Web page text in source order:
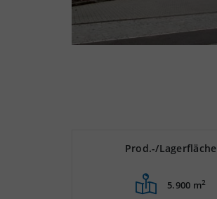
Prod.-/Lagerfläche
5.900 m2